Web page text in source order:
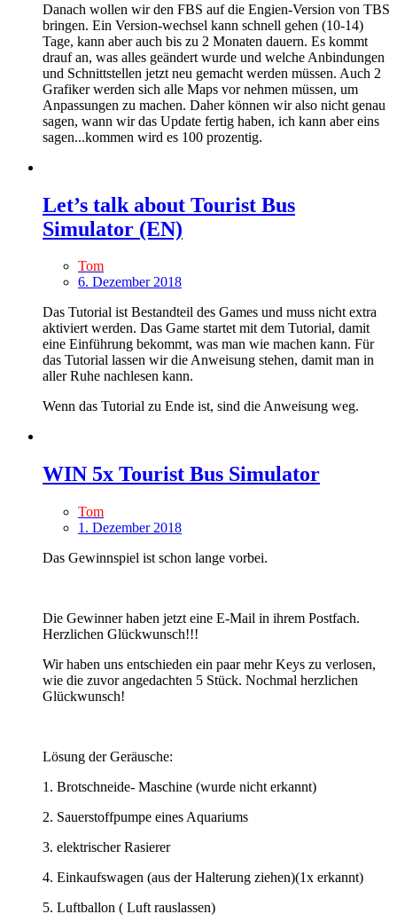
Danach wollen wir den FBS auf die Engien-Version von TBS
bringen. Ein Version-wechsel kann schnell gehen (10-14)
Tage, kann aber auch bis zu 2 Monaten dauern. Es kommt
drauf an, was alles geändert wurde und welche Anbindungen
und Schnittstellen jetzt neu gemacht werden müssen. Auch 2
Grafiker werden sich alle Maps vor nehmen müssen, um
Anpassungen zu machen. Daher können wir also nicht genau
sagen, wann wir das Update fertig haben, ich kann aber eins
sagen...kommen wird es 100 prozentig.
Let’s talk about Tourist Bus
Simulator (EN)
Tom
6. Dezember 2018
Das Tutorial ist Bestandteil des Games und muss nicht extra
aktiviert werden. Das Game startet mit dem Tutorial, damit
eine Einführung bekommt, was man wie machen kann. Für
das Tutorial lassen wir die Anweisung stehen, damit man in
aller Ruhe nachlesen kann.
Wenn das Tutorial zu Ende ist, sind die Anweisung weg.
WIN 5x Tourist Bus Simulator
Tom
1. Dezember 2018
Das Gewinnspiel ist schon lange vorbei.
Die Gewinner haben jetzt eine E-Mail in ihrem Postfach.
Herzlichen Glückwunsch!!!
Wir haben uns entschieden ein paar mehr Keys zu verlosen,
wie die zuvor angedachten 5 Stück. Nochmal herzlichen
Glückwunsch!
Lösung der Geräusche:
1. Brotschneide- Maschine (wurde nicht erkannt)
2. Sauerstoffpumpe eines Aquariums
3. elektrischer Rasierer
4. Einkaufswagen (aus der Halterung ziehen)(1x erkannt)
5. Luftballon ( Luft rauslassen)